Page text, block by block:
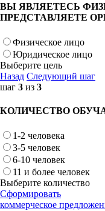
ВЫ ЯВЛЯЕТЕСЬ
ПРЕДСТАВЛЯЕТЕ
Физическое лицо
Юридическое лицо
Выберите цель
Назад Следующий шаг
шаг 3 из 3
КОЛИЧЕСТВО
1-2 человека
3-5 человек
6-10 человек
11 и более человек
Выберите количество
Сформировать
коммерческое